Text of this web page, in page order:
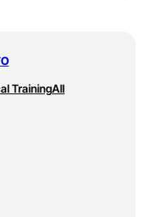
TrainingAll